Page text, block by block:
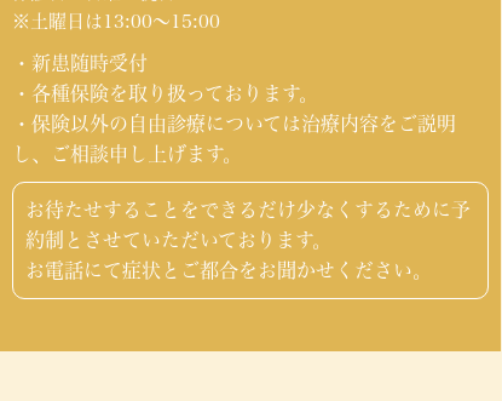
※土曜日は13:00～15:00
・新患随時受付
・各種保険を取り扱っております。
・保険以外の自由診療については治療内容をご説明
し、ご相談申し上げます。
お待たせすることをできるだけ少なくするために予
約制とさせていただいております。
お電話にて症状とご都合をお聞かせください。